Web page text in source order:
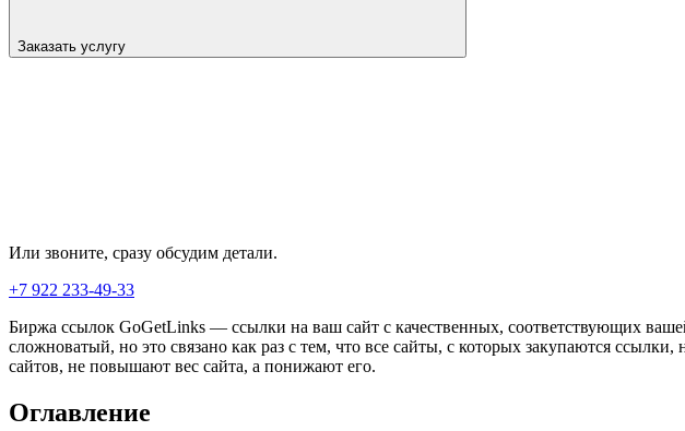
Заказать услугу
Или звоните, сразу обсудим детали.
+7 922 233-49-33
Биржа ссылок GoGetLinks — ссылки на ваш сайт с качественных, соответствующих
сложноватый, но это связано как раз с тем, что все сайты, с которых закупаются
сайтов, не повышают вес сайта, а понижают его.
Оглавление